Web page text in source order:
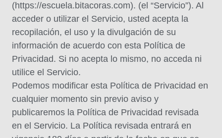
(https://escuela.bitacoras.com). (el “Servicio”). Al
acceder o utilizar el Servicio, usted acepta la
recopilación, el uso y la divulgación de su
información de acuerdo con esta Política de
Privacidad. Si no acepta lo mismo, no acceda ni
utilice el Servicio.
Podemos modificar esta Política de Privacidad en
cualquier momento sin previo aviso y
publicaremos la Política de Privacidad revisada
en el Servicio. La Política revisada entrará en